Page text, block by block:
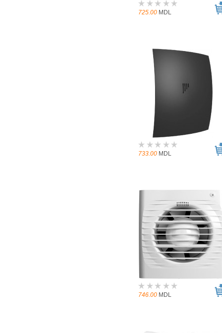
725.00 MDL
733.00 MDL
746.00 MDL